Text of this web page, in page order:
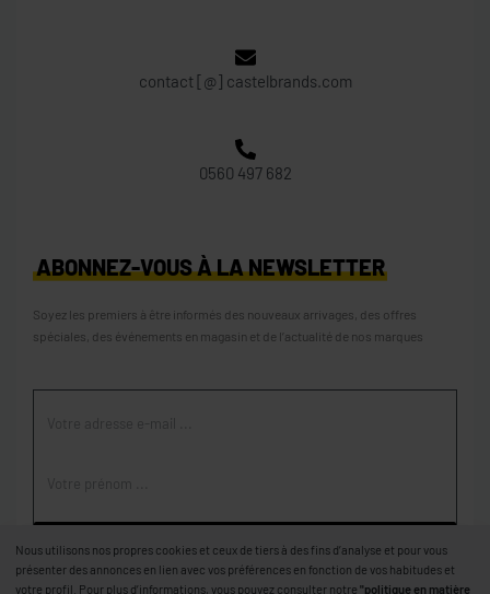
contact [@] castelbrands.com
0560 497 682
ABONNEZ-VOUS À LA NEWSLETTER
Soyez les premiers à être informés des nouveaux arrivages, des offres
spéciales, des événements en magasin et de l’actualité de nos marques
Nous utilisons nos propres cookies et ceux de tiers à des fins d’analyse et pour vous
présenter des annonces en lien avec vos préférences en fonction de vos habitudes et
votre profil. Pour plus d’informations, vous pouvez consulter notre"politique en matière